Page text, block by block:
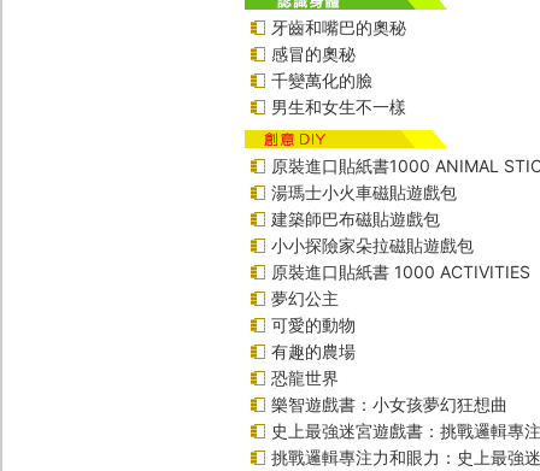
牙齒和嘴巴的奧秘
感冒的奧秘
千變萬化的臉
男生和女生不一樣
原裝進口貼紙書1000 ANIMAL
湯瑪士小火車磁貼遊戲包
建築師巴布磁貼遊戲包
小小探險家朵拉磁貼遊戲包
原裝進口貼紙書 1000 ACTIVITIES
夢幻公主
可愛的動物
有趣的農場
恐龍世界
樂智遊戲書：小女孩夢幻狂想曲
史上最強迷宮遊戲書：挑戰邏輯專
挑戰邏輯專注力和眼力：史上最強